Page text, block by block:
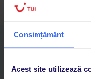
Consimțământ
Acest site utilizează
Descarcă acum
Adaugi la favorite